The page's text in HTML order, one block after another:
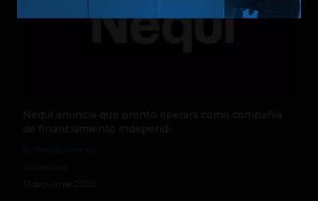
Nequi anuncia que pronto operará como compañía
de financiamiento independi
31 de julio de 2026